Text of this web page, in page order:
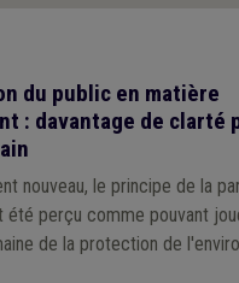
du public en matière
: davantage de clarté
nouveau, le principe de la
été perçu comme pouvant
de la protection de